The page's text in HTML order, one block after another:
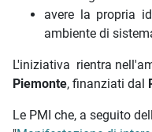
avere la propria
ambiente di
L'iniziativa rientra
Piemonte, finanziati dal
Le PMI che, a seguito